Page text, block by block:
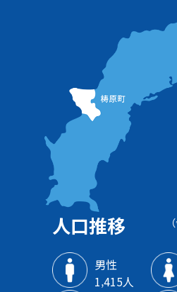
人口推移
男性
1‚415人